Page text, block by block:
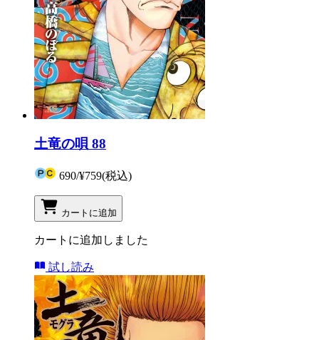
土竜の唄 88
690/¥759(税込)
カートに追加
カートに追加しました
試し読み